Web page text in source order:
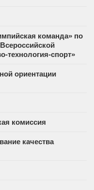
команда» по
технология-спорт»
ориентации
комиссия
качества